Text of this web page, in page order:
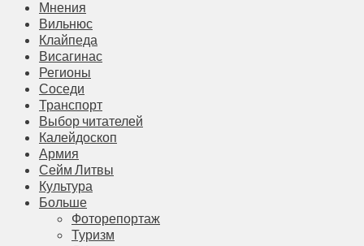
Мнения
Вильнюс
Клайпеда
Висагинас
Регионы
Соседи
Транспорт
Выбор читателей
Калейдоскоп
Армия
Сейм Литвы
Культура
Больше
Фоторепортаж
Туризм